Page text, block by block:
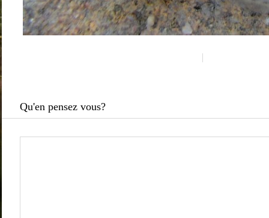
Qu'en pensez vous?